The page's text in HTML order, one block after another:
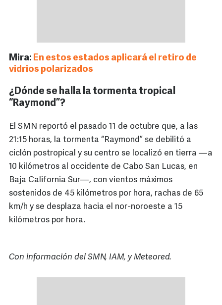
Mira: En estos estados aplicará el retiro de
vidrios polarizados
¿Dónde se halla la tormenta tropical
“Raymond”?
El SMN reportó el pasado 11 de octubre que, a las
21:15 horas, la tormenta “Raymond” se debilitó a
ciclón postropical y su centro se localizó en tierra —a
10 kilómetros al occidente de Cabo San Lucas, en
Baja California Sur—, con vientos máximos
sostenidos de 45 kilómetros por hora, rachas de 65
km/h y se desplaza hacia el nor-noroeste a 15
kilómetros por hora.
Con información del SMN, IAM, y Meteored.